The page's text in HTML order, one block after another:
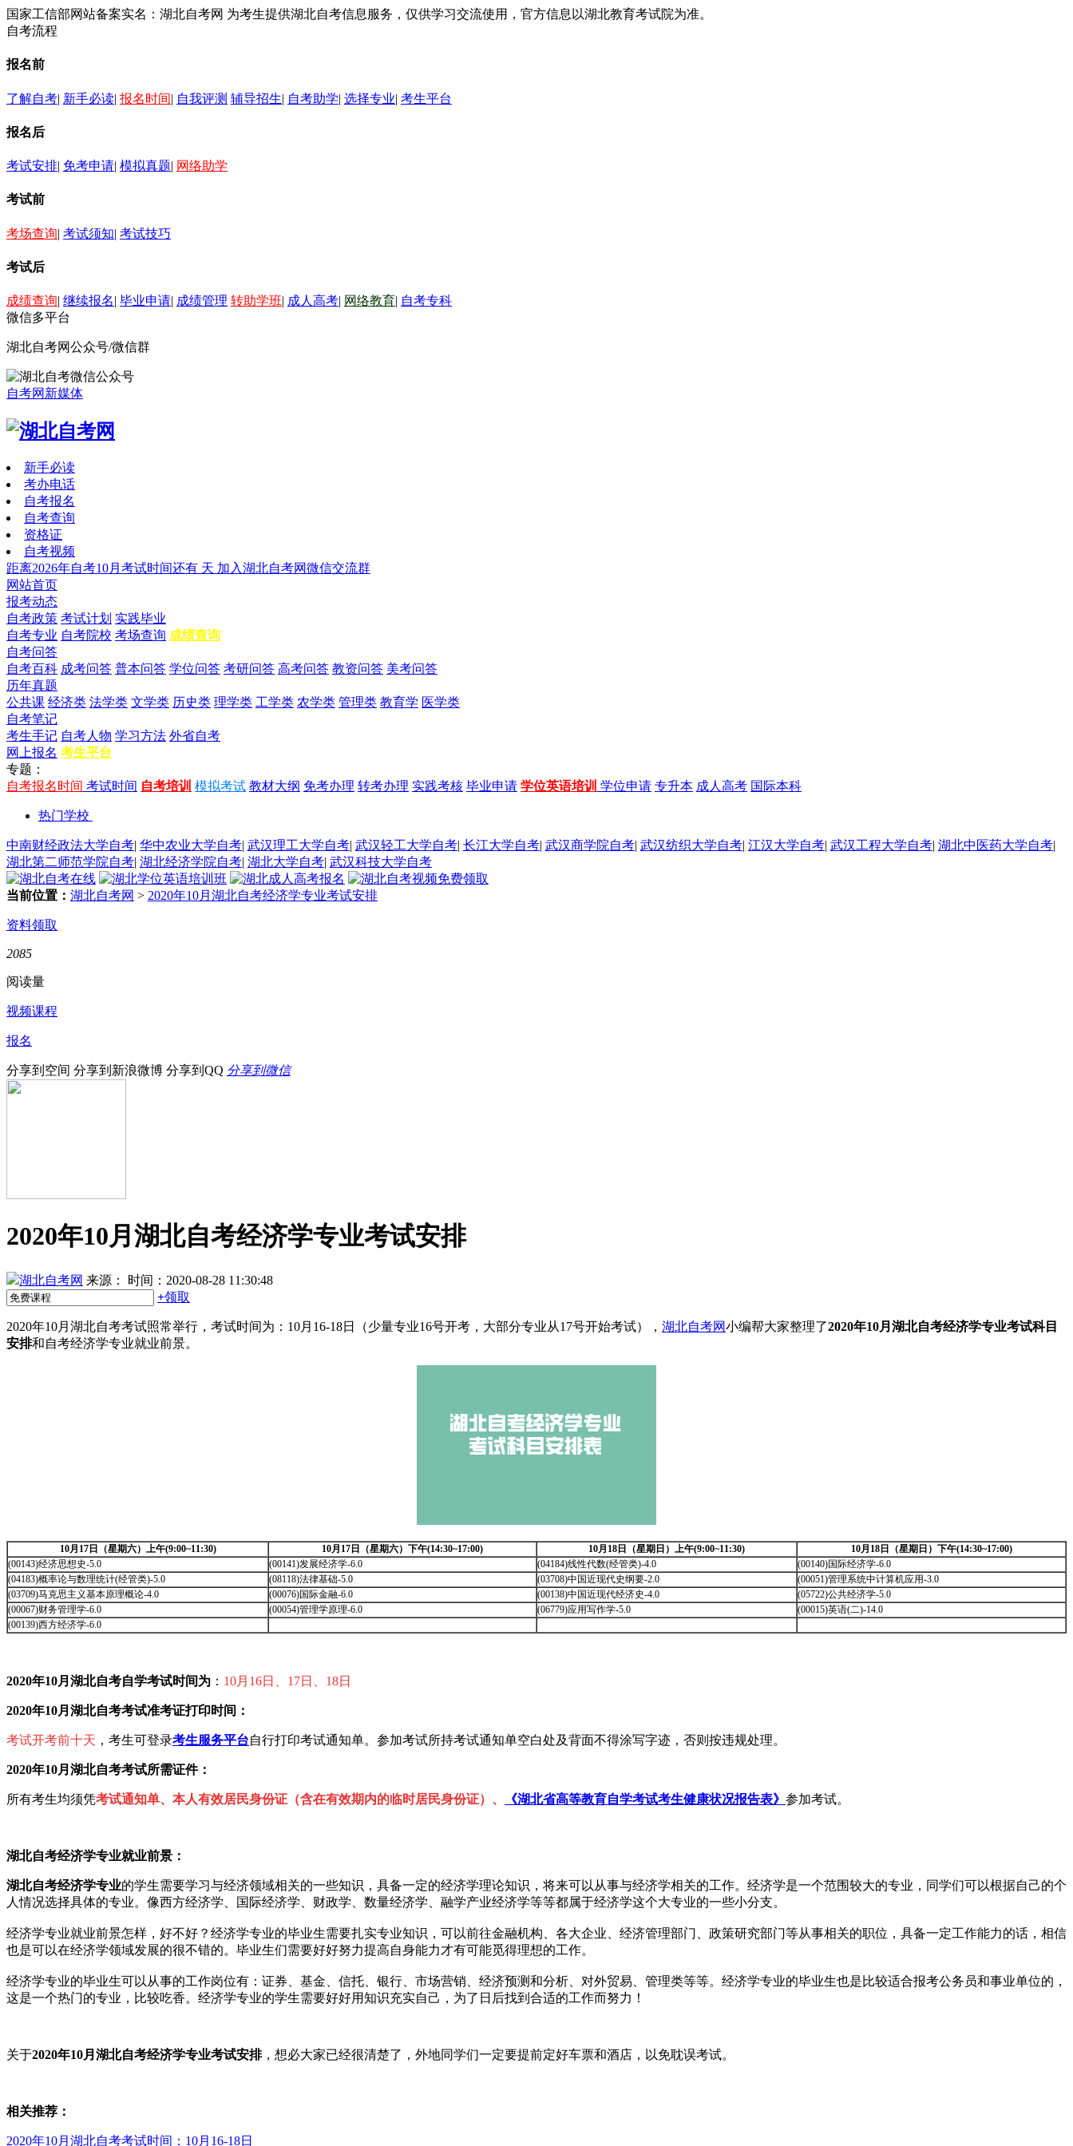
国家工信部网站备案实名：湖北自考网 为考生提供湖北自考信息服务，仅供学习交流使用，官方信息以湖北教育考试院为准。
自考流程
报名前
了解自考| 新手必读| 报名时间| 自我评测 辅导招生| 自考助学| 选择专业| 考生平台
报名后
考试安排| 免考申请| 模拟真题| 网络助学
考试前
考场查询| 考试须知| 考试技巧
考试后
成绩查询| 继续报名| 毕业申请| 成绩管理 转助学班| 成人高考| 网络教育| 自考专科
微信多平台
湖北自考网公众号/微信群
自考网新媒体
新手必读
考办电话
自考报名
自考查询
资格证
自考视频
距离2026年自考10月考试时间还有 天 加入湖北自考网微信交流群
网站首页
报考动态
自考政策 考试计划 实践毕业
自考专业 自考院校 考场查询 成绩查询
自考问答
自考百科 成考问答 普本问答 学位问答 考研问答 高考问答 教资问答 美考问答
历年真题
公共课 经济类 法学类 文学类 历史类 理学类 工学类 农学类 管理类 教育学 医学类
自考笔记
考生手记 自考人物 学习方法 外省自考
网上报名 考生平台
专题：
自考报名时间 考试时间 自考培训 模拟考试 教材大纲 免考办理 转考办理 实践考核 毕业申请 学位英语培训 学位申请 专升本 成人高考 国际本科
热门学校
中南财经政法大学自考| 华中农业大学自考| 武汉理工大学自考| 武汉轻工大学自考| 长江大学自考| 武汉商学院自考| 武汉纺织大学自考| 江汉大学自考| 武汉工程大学自考| 湖北中医药大学自考|
湖北第二师范学院自考| 湖北经济学院自考| 湖北大学自考| 武汉科技大学自考
当前位置： 湖北自考网 > 2020年10月湖北自考经济学专业考试安排
资料领取
2085
阅读量
视频课程
报名
分享到空间 分享到新浪微博 分享到QQ 分享到微信
2020年10月湖北自考经济学专业考试安排
湖北自考网 来源：
时间：2020-08-28 11:30:48
+领取
2020年10月湖北自考考试照常举行，考试时间为：10月16-18日（少量专业16号开考，大部分专业从17号开始考试）， 湖北自考网小编帮大家整理了2020年10月湖北自考经济学专业考试科目
安排和自考经济学专业就业前景。
10月17日（星期六）上午(9:00~11:30) 10月17日（星期六）下午(14:30~17:00) 10月18日（星期日）上午(9:00~11:30)
10月18日（星期日）下午(14:30~17:00)
(00143)经济思想史-5.0
(00141)发展经济学-6.0 (04184)线性代数(经管类)-4.0
(00140)国际经济学-6.0
(04183)概率论与数理统计(经管类)-5.0
(08118)法律基础-5.0 (03708)中国近现代史纲要-2.0
(00051)管理系统中计算机应用-3.0
(03709)马克思主义基本原理概论-4.0
(00076)国际金融-6.0 (00138)中国近现代经济史-4.0
(05722)公共经济学-5.0
(00067)财务管理学-6.0
(00054)管理学原理-6.0 (06779)应用写作学-5.0
(00015)英语(二)-14.0
(00139)西方经济学-6.0
2020年10月湖北自考自学考试时间为 ： 10月16日、17日、18日
2020年10月湖北自考考试准考证打印时间：
考试开考前十天 ，考生可登录考生服务平台自行打印考试通知单。参加考试所持考试通知单空白处及背面不得涂写字迹，否则按违规处理。
2020年10月湖北自考考试所需证件：
所有考生均须凭考试通知单、本人有效居民身份证（含在有效期内的临时居民身份证）、 《湖北省高等教育自学考试考生健康状况报告表》 参加考试。
湖北自考经济学专业就业前景：
湖北自考经济学专业的学生需要学习与经济领域相关的一些知识，具备一定的经济学理论知识，将来可以从事与经济学相关的工作。经济学是一个范围较大的专业，同学们可以根据自己的个
人情况选择具体的专业。像西方经济学、国际经济学、财政学、数量经济学、融学产业经济学等等都属于经济学这个大专业的一些小分支。
经济学专业就业前景怎样，好不好？经济学专业的毕业生需要扎实专业知识，可以前往金融机构、各大企业、经济管理部门、政策研究部门等从事相关的职位，具备一定工作能力的话，相信
也是可以在经济学领域发展的很不错的。毕业生们需要好好努力提高自身能力才有可能觅得理想的工作。
经济学专业的毕业生可以从事的工作岗位有：证券、基金、信托、银行、市场营销、经济预测和分析、对外贸易、管理类等等。经济学专业的毕业生也是比较适合报考公务员和事业单位的，
这是一个热门的专业，比较吃香。经济学专业的学生需要好好用知识充实自己，为了日后找到合适的工作而努力！
关于2020年10月湖北自考经济学专业考试安排，想必大家已经很清楚了，外地同学们一定要提前定好车票和酒店，以免耽误考试。
相关推荐：
2020年10月湖北自考考试时间：10月16-18日